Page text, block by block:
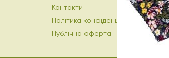
Контакти
Політика конфіденційності
Публічна оферта